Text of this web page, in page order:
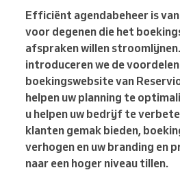
Efficiënt agendabeheer is
voor degenen die het
afspraken willen
introduceren we de
boekingswebsite van
helpen uw planning te
u helpen uw bedrijf te
klanten gemak bieden,
verhogen en uw branding en
naar een hoger niveau tillen.